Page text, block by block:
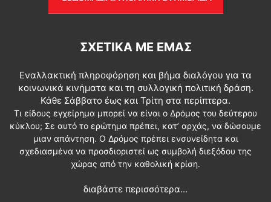
ΣΧΕΤΙΚΆ ΜΕ ΕΜΆΣ
Εναλλακτική πληροφόρηση και βήμα διαλόγου για τα
κοινωνικά κινήματα και τη συλλογική πολιτική δράση.
Κάθε Σάββατο έως και Τρίτη στα περίπτερα.
Τι είδους εγχείρημα μπορεί να είναι ο Δρόμος του δεύτερου
κύκλου; Σε αυτό το ερώτημα πρέπει, κατ’ αρχάς, να δώσουμε
μιαν απάντηση. Ο Δρόμος πρέπει ενσυνείδητα και
σχεδιασμένα να προσδιοριστεί ως συμβολή διεξόδου της
χώρας από την καθολική κρίση.
διαβάστε περισσότερα...